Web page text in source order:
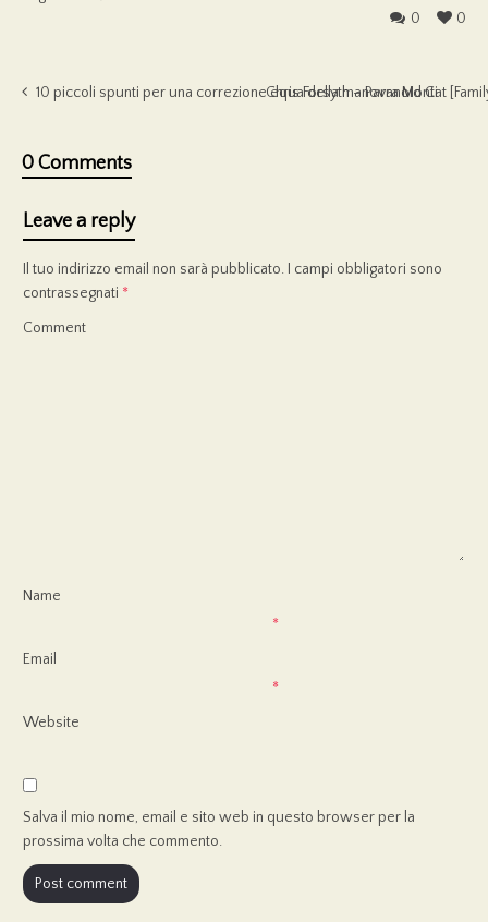
0
0
10 piccoli spunti per una correzione equa della manovra Monti
Chris Forsyth – Paranoid Cat
0 Comments
Leave a reply
Il tuo indirizzo email non sarà pubblicato. I campi obbligatori sono
contrassegnati *
Comment
Name
*
Email
*
Website
Salva il mio nome, email e sito web in questo browser per la
prossima volta che commento.